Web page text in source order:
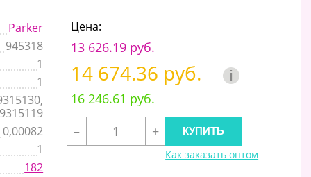
Parker
945318
1
1
0,00082
1
182
Цена:
13 626.19 руб.
14 674.36 руб. i
16 246.61 руб.
–
+
Как заказать оптом